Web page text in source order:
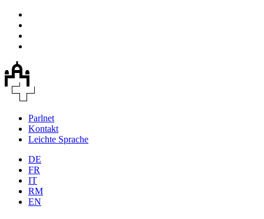
Parlnet
Kontakt
Leichte Sprache
DE
FR
IT
RM
EN